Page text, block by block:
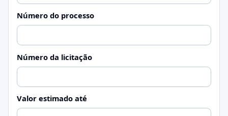
Número do processo
Número da licitação
Valor estimado até